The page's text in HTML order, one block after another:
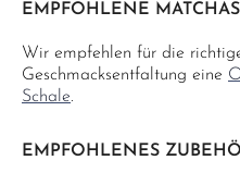
EMPFOHLENE
Wir empfehlen für die
Geschmacksentfaltung eine
Schale.
EMPFOHLENES